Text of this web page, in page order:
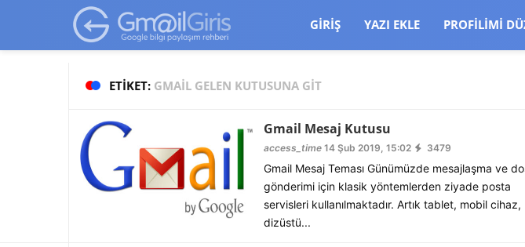
google-site-verification=vqSI0upH550kabR5X8xpjMYieaXmuBueYgCJBW3uetM
GIRIŞ YAZI EKLE PROFILIMI
ETIKET: GMAIL GELEN KUTUSUNA GIT
Gmail Mesaj Kutusu
access_time 14 Şub 2019, 15:02 3479
Gmail Mesaj Teması Günümüzde mesajlaşma ve
gönderimi için klasik yöntemlerden ziyade posta
servisleri kullanılmaktadır. Artık tablet, mobil cihaz,
dizüstü...